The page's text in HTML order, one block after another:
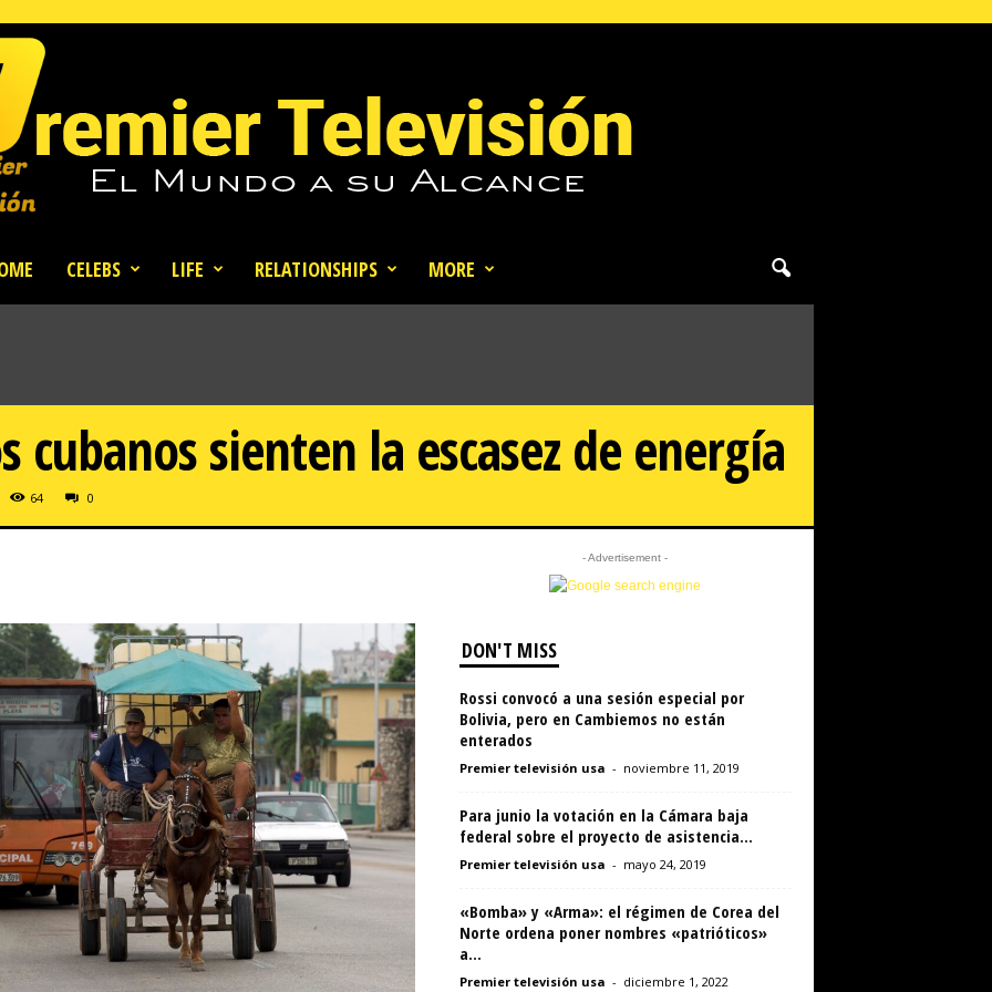
CELEBS LIFE RELATIONSHIPS MORE
cubanos sienten la escasez de energía
64 0
- Advertisement -
DON'T MISS
Rossi convocó a una sesión especial por
Bolivia, pero en Cambiemos no están
enterados
Premier televisión usa - noviembre 11, 2019
Para junio la votación en la Cámara baja
federal sobre el proyecto de asistencia...
Premier televisión usa - mayo 24, 2019
«Bomba» y «Arma»: el régimen de Corea del
Norte ordena poner nombres «patrióticos»
a...
Premier televisión usa - diciembre 1, 2022